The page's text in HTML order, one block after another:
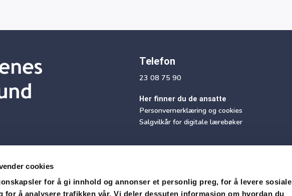
cookies
for å gi innhold og annonser et personlig preg, for å levere sosiale
for å analysere trafikken vår. Vi deler dessuten informasjon om hvordan du
Telefon
23 08 75 90
Her finner du de ansatte
Personvernerklæring og cookies
Salgvilkår for digitale lærebøker